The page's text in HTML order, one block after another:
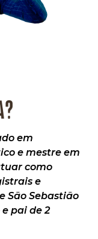
em
e mestre em
como
e
São Sebastião
pai de 2